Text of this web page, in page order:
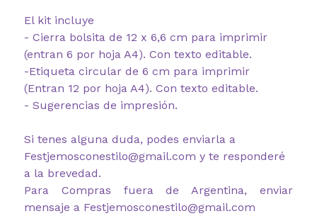
El kit incluye
- Cierra bolsita de 12 x 6,6 cm para imprimir
(entran 6 por hoja A4). Con texto editable.
-Etiqueta circular de 6 cm para imprimir
(Entran 12 por hoja A4). Con texto editable.
- Sugerencias de impresión.
Si tenes alguna duda, podes enviarla a
Festjemosconestilo@gmail.com y te responderé
a la brevedad.
Para Compras fuera de Argentina, enviar
mensaje a Festjemosconestilo@gmail.com